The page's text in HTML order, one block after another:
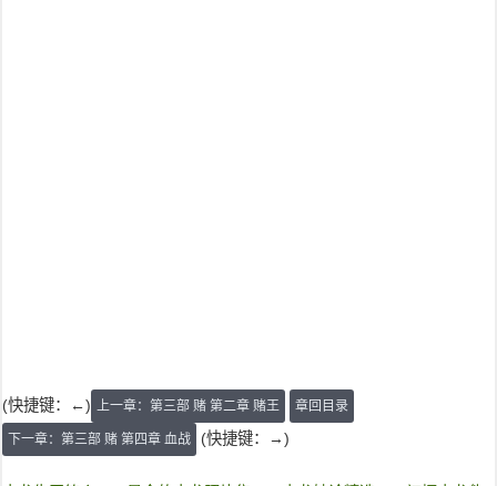
(快捷键：←) 上一章：第三部 赌 第二章 赌王 章回目录
下一章：第三部 赌 第四章 血战 (快捷键：→)